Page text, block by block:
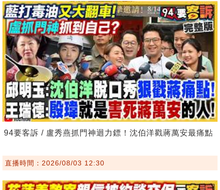
94要客訴 / 盧秀燕抓門神迴力鏢！沈伯洋戳蔣萬安最痛點
直播時間：2026/08/03 12:30